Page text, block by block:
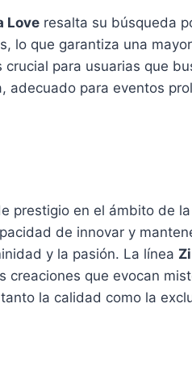
Love resalta su búsqueda
lo que garantiza una
para usuarias que
adecuado para eventos
prestigio en el ámbito de
de innovar y
y la pasión. La línea
creaciones que evocan
la calidad como la